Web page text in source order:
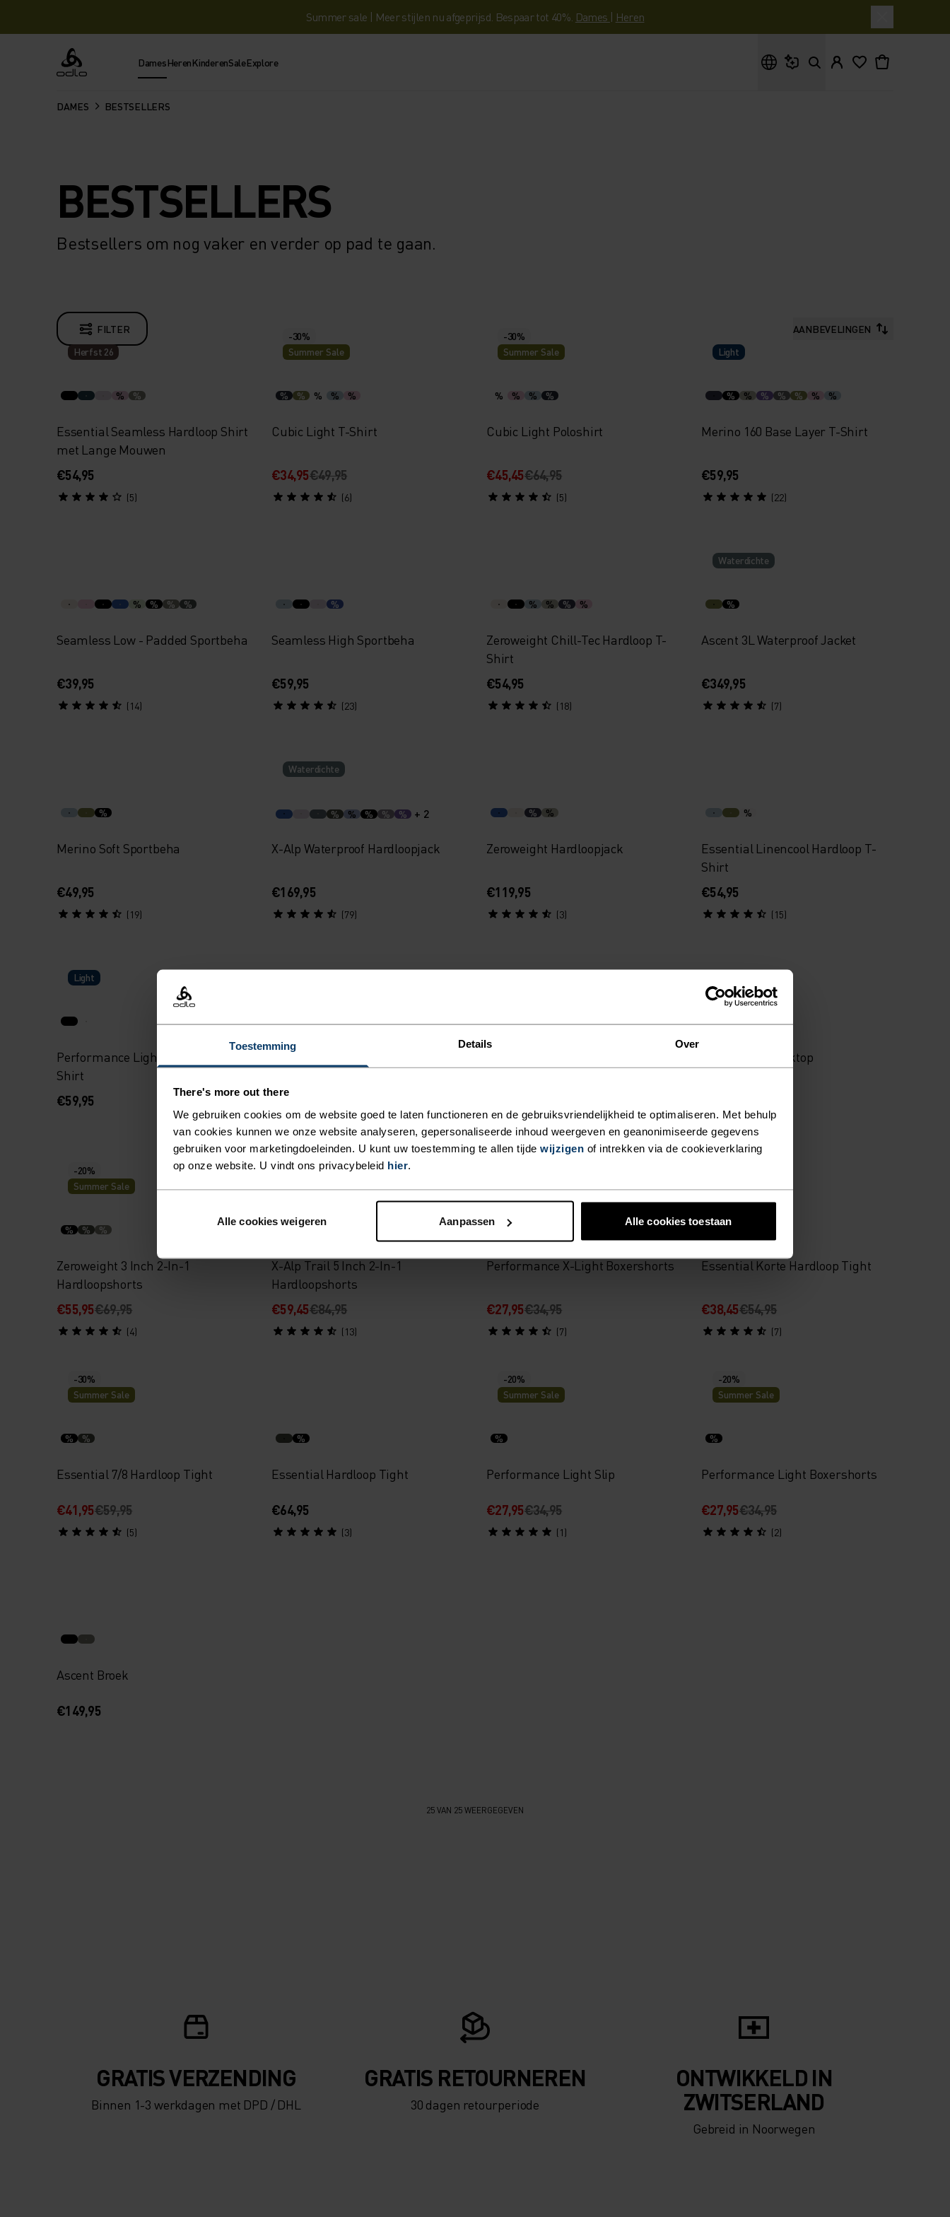
Toestemming Details Over
There's more out there
We gebruiken cookies om de website goed te laten functioneren en de gebruiksvriendelijkheid te optimaliseren. Met behulp
van cookies kunnen we onze website analyseren, gepersonaliseerde inhoud weergeven en geanonimiseerde gegevens
gebruiken voor marketingdoeleinden. U kunt uw toestemming te allen tijde wijzigen of intrekken via de cookieverklaring
op onze website. U vindt ons privacybeleid hier.
Alle cookies weigeren Aanpassen Alle cookies toestaan
Summer sale | Meer stijlen nu afgeprijsd. Bespaar tot 40%. Dames | Heren
Odlo DamesHerenKinderenSaleExplore
DAMES BESTSELLERS
BESTSELLERS
Bestsellers om nog vaker en verder op pad te gaan.
FILTER
AANBEVELINGEN
Herfst 26
% %
Essential Seamless Hardloop Shirt
met Lange Mouwen
€54,95
(5)
-30%
Summer Sale
% % % % %
Cubic Light T-Shirt
€34,95€49,95
(6)
-30%
Summer Sale
% % % %
Cubic Light Poloshirt
€45,45€64,95
(5)
Light
% % % % % % %
Merino 160 Base Layer T-Shirt
€59,95
(22)
% % % %
Seamless Low - Padded Sportbeha
€39,95
(14)
%
Seamless High Sportbeha
€59,95
(23)
% % % %
Zeroweight Chill-Tec Hardloop T-
Shirt
€54,95
(18)
Waterdichte
%
Ascent 3L Waterproof Jacket
€349,95
(7)
%
Merino Soft Sportbeha
€49,95
(19)
Waterdichte
% % % % % + 2
X-Alp Waterproof Hardloopjack
€169,95
(79)
% %
Zeroweight Hardloopjack
€119,95
(3)
%
Essential Linencool Hardloop T-
Shirt
€54,95
(15)
Light
Performance Light Base Layer
Shirt
€59,95
Active Light 2-Pack Base Layer Set
€64,95
(2) (1)
% % % %
Cubic Light Tanktop
(9)
-20%
Summer Sale
% % %
Zeroweight 3 Inch 2-In-1
Hardloopshorts
€55,95€69,95
(4)
-30%
% %
X-Alp Trail 5 Inch 2-In-1
Hardloopshorts
€59,45€84,95
(13)
Performance X-Light Boxershorts
€27,95€34,95
(7)
% %
Essential Korte Hardloop Tight
€38,45€54,95
(7)
-30%
Summer Sale
% %
Essential 7/8 Hardloop Tight
€41,95€59,95
(5)
%
Essential Hardloop Tight
€64,95
(3)
-20%
Summer Sale
%
Performance Light Slip
€27,95€34,95
(1)
-20%
Summer Sale
%
Performance Light Boxershorts
€27,95€34,95
(2)
Ascent Broek
€149,95
25 VAN 25 WEERGEGEVEN
GRATIS VERZENDING​​​​​​​​​​​​​​
Binnen 1-3 werkdagen met DPD / DHL
GRATIS RETOURNEREN
30 dagen retourperiode
ONTWIKKELD IN
ZWITSERLAND
Gebreid in Noorwegen